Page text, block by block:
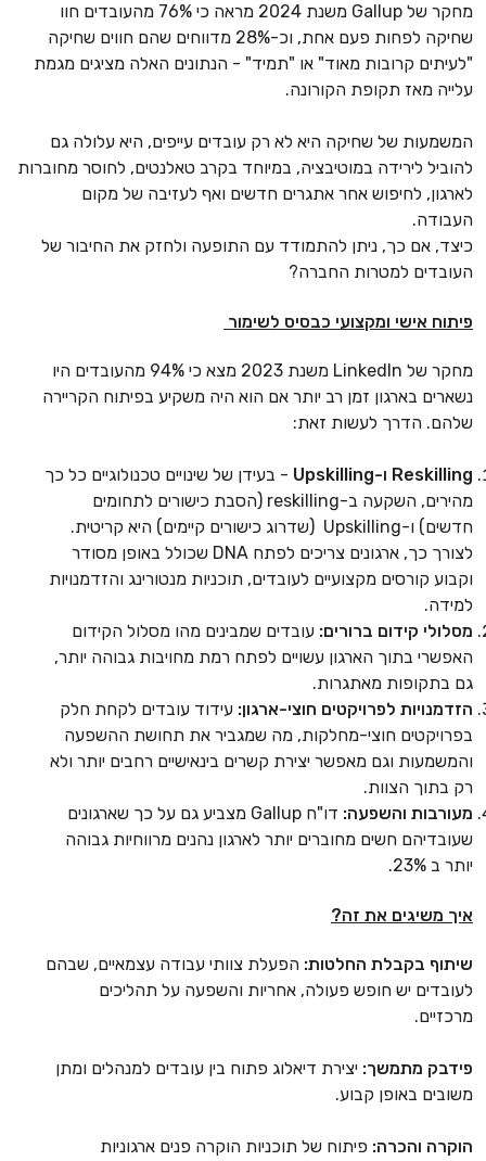
מחקר של Gallup משנת 2024 מראה כי 76% מהעובדים חוו
שחיקה לפחות פעם אחת, וכ-28% מדווחים שהם חווים שחיקה
"לעיתים קרובות מאוד" או "תמיד" - הנתונים האלה מציגים מגמת
עלייה מאז תקופת הקורונה.
המשמעות של שחיקה היא לא רק עובדים עייפים, היא עלולה גם
להוביל לירידה במוטיבציה, במיוחד בקרב טאלנטים, לחוסר מחוברות
לארגון, לחיפוש אחר אתגרים חדשים ואף לעזיבה של מקום
העבודה.
כיצד, אם כך, ניתן להתמודד עם התופעה ולחזק את החיבור של
העובדים למטרות החברה?
פיתוח אישי ומקצועי כבסיס לשימור
מחקר של LinkedIn משנת 2023 מצא כי 94% מהעובדים היו
נשארים בארגון זמן רב יותר אם הוא היה משקיע בפיתוח הקריירה
שלהם. הדרך לעשות זאת:
Reskilling ו-Upskilling
- בעידן של שינויים טכנולוגיים כל כך
מהירים, השקעה ב-reskilling (הסבת כישורים לתחומים
חדשים) ו-Upskilling (שדרוג כישורים קיימים) היא קריטית.
לצורך כך, ארגונים צריכים לפתח DNA שכולל באופן מסודר
וקבוע קורסים מקצועיים לעובדים, תוכניות מנטורינג והזדמנויות
למידה.
מסלולי קידום ברורים: עובדים שמבינים מהו מסלול הקידום
האפשרי בתוך הארגון עשויים לפתח רמת מחויבות גבוהה יותר,
גם בתקופות מאתגרות.
הזדמנויות לפרויקטים חוצי-ארגון: עידוד עובדים לקחת חלק
בפרויקטים חוצי-מחלקות, מה שמגביר את תחושת ההשפעה
והמשמעות וגם מאפשר יצירת קשרים בינאישיים רחבים יותר ולא
רק בתוך הצוות.
מעורבות והשפעה:
דו"ח Gallup מצביע גם על כך שארגונים
שעובדיהם חשים מחוברים יותר לארגון נהנים מרווחיות גבוהה
יותר ב 23%.
איך משיגים את זה?
שיתוף בקבלת החלטות: הפעלת צוותי עבודה עצמאיים, שבהם
לעובדים יש חופש פעולה, אחריות והשפעה על תהליכים
מרכזיים.
פידבק מתמשך: יצירת דיאלוג פתוח בין עובדים למנהלים ומתן
משובים באופן קבוע.
הוקרה והכרה: פיתוח של תוכניות הוקרה פנים ארגוניות